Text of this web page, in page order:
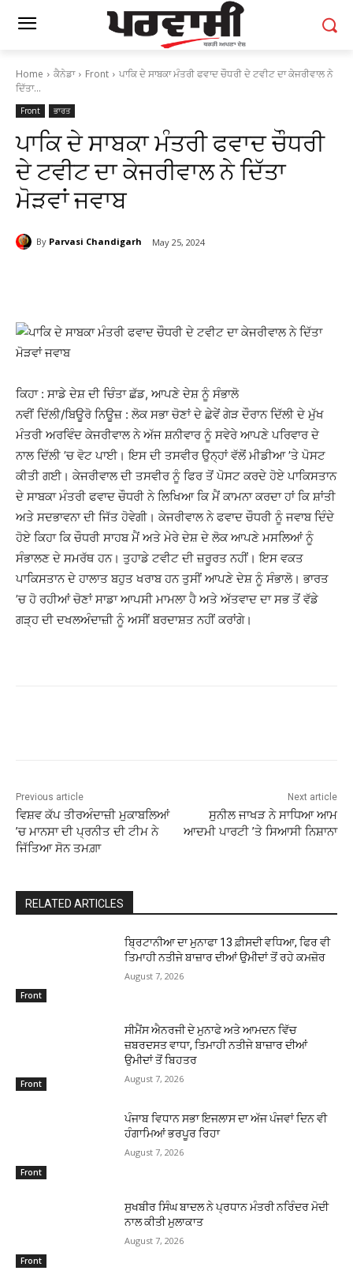
Home ਕੈਨੇਡਾ Front
ਪਾਕਿ ਦੇ ਸਾਬਕਾ ਮੰਤਰੀ ਫਵਾਦ ਚੌਧਰੀ ਦੇ ਟਵੀਟ ਦਾ ਕੇਜਰੀਵਾਲ ਨੇ
ਦਿੱਤਾ...
Front ਭਾਰਤ
ਪਾਕਿ ਦੇ ਸਾਬਕਾ ਮੰਤਰੀ ਫਵਾਦ ਚੌਧਰੀ
ਦੇ ਟਵੀਟ ਦਾ ਕੇਜਰੀਵਾਲ ਨੇ ਦਿੱਤਾ
ਮੋੜਵਾਂ ਜਵਾਬ
By Parvasi Chandigarh May 25, 2024
ਕਿਹਾ : ਸਾਡੇ ਦੇਸ਼ ਦੀ ਚਿੰਤਾ ਛੱਡ, ਆਪਣੇ ਦੇਸ਼ ਨੂੰ ਸੰਭਾਲੋ
ਨਵੀਂ ਦਿੱਲੀ/ਬਿਊਰੋ ਨਿਊਜ਼ : ਲੋਕ ਸਭਾ ਚੋਣਾਂ ਦੇ ਛੇਵੇਂ ਗੇੜ ਦੌਰਾਨ ਦਿੱਲੀ ਦੇ ਮੁੱਖ
ਮੰਤਰੀ ਅਰਵਿੰਦ ਕੇਜਰੀਵਾਲ ਨੇ ਅੱਜ ਸ਼ਨੀਵਾਰ ਨੂੰ ਸਵੇਰੇ ਆਪਣੇ ਪਰਿਵਾਰ ਦੇ
ਨਾਲ ਦਿੱਲੀ ’ਚ ਵੋਟ ਪਾਈ। ਇਸ ਦੀ ਤਸਵੀਰ ਉਨ੍ਹਾਂ ਵੱਲੋਂ ਮੀਡੀਆ ’ਤੇ ਪੋਸਟ
ਕੀਤੀ ਗਈ। ਕੇਜਰੀਵਾਲ ਦੀ ਤਸਵੀਰ ਨੂੰ ਫਿਰ ਤੋਂ ਪੋਸਟ ਕਰਦੇ ਹੋਏ ਪਾਕਿਸਤਾਨ
ਦੇ ਸਾਬਕਾ ਮੰਤਰੀ ਫਵਾਦ ਚੌਧਰੀ ਨੇ ਲਿਖਿਆ ਕਿ ਮੈਂ ਕਾਮਨਾ ਕਰਦਾ ਹਾਂ ਕਿ ਸ਼ਾਂਤੀ
ਅਤੇ ਸਦਭਾਵਨਾ ਦੀ ਜਿੱਤ ਹੋਵੇਗੀ। ਕੇਜਰੀਵਾਲ ਨੇ ਫਵਾਦ ਚੌਧਰੀ ਨੂੰ ਜਵਾਬ ਦਿੰਦੇ
ਹੋਏ ਕਿਹਾ ਕਿ ਚੌਧਰੀ ਸਾਹਬ ਮੈਂ ਅਤੇ ਮੇਰੇ ਦੇਸ਼ ਦੇ ਲੋਕ ਆਪਣੇ ਮਸਲਿਆਂ ਨੂੰ
ਸੰਭਾਲਣ ਦੇ ਸਮਰੱਥ ਹਨ। ਤੁਹਾਡੇ ਟਵੀਟ ਦੀ ਜ਼ਰੂਰਤ ਨਹੀਂ। ਇਸ ਵਕਤ
ਪਾਕਿਸਤਾਨ ਦੇ ਹਾਲਾਤ ਬਹੁਤ ਖਰਾਬ ਹਨ ਤੁਸੀਂ ਆਪਣੇ ਦੇਸ਼ ਨੂੰ ਸੰਭਾਲੋ। ਭਾਰਤ
’ਚ ਹੋ ਰਹੀਆਂ ਚੋਣਾਂ ਸਾਡਾ ਆਪਸੀ ਮਾਮਲਾ ਹੈ ਅਤੇ ਅੱਤਵਾਦ ਦਾ ਸਭ ਤੋਂ ਵੱਡੇ
ਗੜ੍ਹ ਦੀ ਦਖਲਅੰਦਾਜ਼ੀ ਨੂੰ ਅਸੀਂ ਬਰਦਾਸ਼ਤ ਨਹੀਂ ਕਰਾਂਗੇ।
Previous article
ਵਿਸ਼ਵ ਕੱਪ ਤੀਰਅੰਦਾਜ਼ੀ ਮੁਕਾਬਲਿਆਂ
’ਚ ਮਾਨਸਾ ਦੀ ਪ੍ਰਨੀਤ ਦੀ ਟੀਮ ਨੇ
ਜਿੱਤਿਆ ਸੋਨ ਤਮਗ਼ਾ
Next article
ਸੁਨੀਲ ਜਾਖੜ ਨੇ ਸਾਧਿਆ ਆਮ
ਆਦਮੀ ਪਾਰਟੀ ’ਤੇ ਸਿਆਸੀ ਨਿਸ਼ਾਨਾ
RELATED ARTICLES
Front
ਬ੍ਰਿਟਾਨੀਆ ਦਾ ਮੁਨਾਫਾ 13 ਫ਼ੀਸਦੀ ਵਧਿਆ, ਫਿਰ ਵੀ
ਤਿਮਾਹੀ ਨਤੀਜੇ ਬਾਜ਼ਾਰ ਦੀਆਂ ਉਮੀਦਾਂ ਤੋਂ ਰਹੇ ਕਮਜ਼ੋਰ
August 7, 2026
Front
ਸੀਮੈਂਸ ਐਨਰਜੀ ਦੇ ਮੁਨਾਫੇ ਅਤੇ ਆਮਦਨ ਵਿੱਚ
ਜ਼ਬਰਦਸਤ ਵਾਧਾ, ਤਿਮਾਹੀ ਨਤੀਜੇ ਬਾਜ਼ਾਰ ਦੀਆਂ
ਉਮੀਦਾਂ ਤੋਂ ਬਿਹਤਰ
August 7, 2026
Front
ਪੰਜਾਬ ਵਿਧਾਨ ਸਭਾ ਇਜਲਾਸ ਦਾ ਅੱਜ ਪੰਜਵਾਂ ਦਿਨ ਵੀ
ਹੰਗਾਮਿਆਂ ਭਰਪੂਰ ਰਿਹਾ
August 7, 2026
Front
ਸੁਖਬੀਰ ਸਿੰਘ ਬਾਦਲ ਨੇ ਪ੍ਰਧਾਨ ਮੰਤਰੀ ਨਰਿੰਦਰ ਮੋਦੀ
ਨਾਲ ਕੀਤੀ ਮੁਲਾਕਾਤ
August 7, 2026